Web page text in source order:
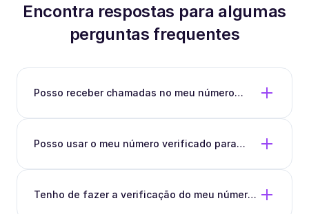
Encontra respostas para algumas
perguntas frequentes
Posso receber chamadas no meu número
Posso usar o meu número verificado para
Roamless?
Tenho de fazer a verificação do meu número